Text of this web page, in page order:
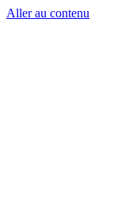
Aller au contenu